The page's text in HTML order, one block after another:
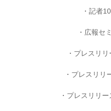
記者
広報セ
プレスリ
プレスリリ
プレスリリ